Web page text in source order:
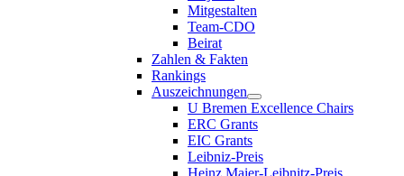
Mitgestalten
Team-CDO
Beirat
Zahlen & Fakten
Rankings
Auszeichnungen
U Bremen Excellence Chairs
ERC Grants
EIC Grants
Leibniz-Preis
Heinz Maier-Leibnitz-Preis